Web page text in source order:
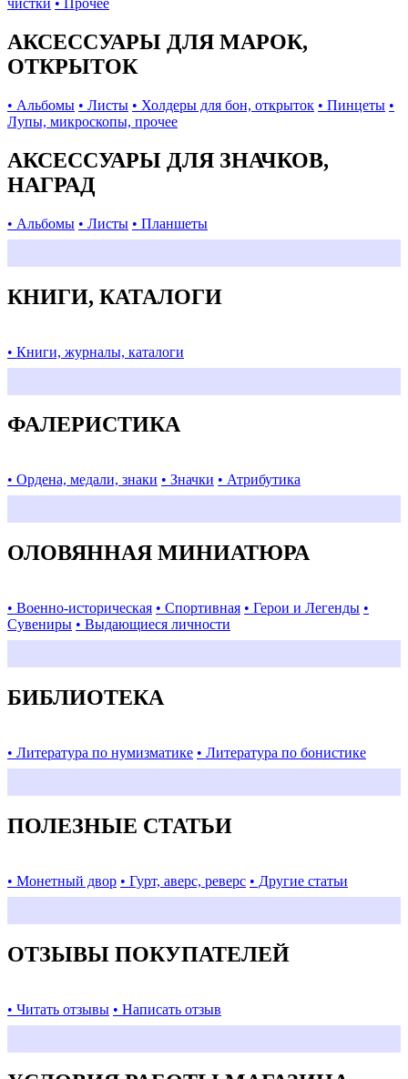
чистки • Прочее
АКСЕССУАРЫ ДЛЯ МАРОК,
ОТКРЫТОК
• Альбомы • Листы • Холдеры для бон, открыток • Пинцеты •
Лупы, микроскопы, прочее
АКСЕССУАРЫ ДЛЯ ЗНАЧКОВ,
НАГРАД
• Альбомы • Листы • Планшеты
КНИГИ, КАТАЛОГИ
• Книги, журналы, каталоги
ФАЛЕРИСТИКА
• Ордена, медали, знаки • Значки • Атрибутика
ОЛОВЯННАЯ МИНИАТЮРА
• Военно-историческая • Спортивная • Герои и Легенды •
Сувениры • Выдающиеся личности
БИБЛИОТЕКА
• Литература по нумизматике • Литература по бонистике
ПОЛЕЗНЫЕ СТАТЬИ
• Монетный двор • Гурт, аверс, реверс • Другие статьи
ОТЗЫВЫ ПОКУПАТЕЛЕЙ
• Читать отзывы • Написать отзыв